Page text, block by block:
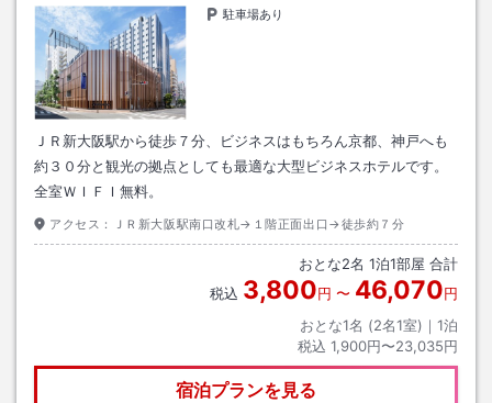
駐車場あり
ＪＲ新大阪駅から徒歩７分、ビジネスはもちろん京都、神戸へも
約３０分と観光の拠点としても最適な大型ビジネスホテルです。
全室ＷＩＦＩ無料。
アクセス： ＪＲ新大阪駅南口改札→１階正面出口→徒歩約７分
おとな2名 1泊1部屋 合計
税込 3,800円 〜 46,070円
おとな1名 (2名1室)｜ 1泊
税込 1,900円〜23,035円
宿泊プランを見る